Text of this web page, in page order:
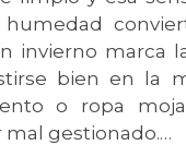
invierno marca
bien en la
o ropa
gestionado.…